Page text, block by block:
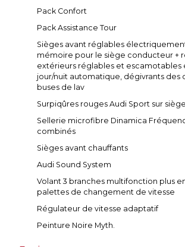
Pack Confort
Pack Assistance Tour
Sièges avant réglables
mémoire pour le siège conducteur +
extérieurs réglables et
jour/nuit automatique, dégivrants des
buses de lav
Surpiqûres rouges Audi Sport sur
Sellerie microfibre Dinamica
combinés
Sièges avant chauffants
Audi Sound System
Volant 3 branches multifonction plus
palettes de changement de vitesse
Régulateur de vitesse adaptatif
Peinture Noire Myth.